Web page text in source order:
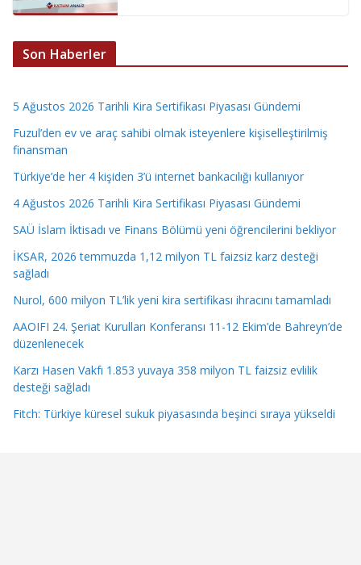
Son Haberler
5 Ağustos 2026 Tarihli Kira Sertifikası Piyasası Gündemi
Fuzul’den ev ve araç sahibi olmak isteyenlere kişiselleştirilmiş
finansman
Türkiye’de her 4 kişiden 3’ü internet bankacılığı kullanıyor
4 Ağustos 2026 Tarihli Kira Sertifikası Piyasası Gündemi
SAÜ İslam İktisadı ve Finans Bölümü yeni öğrencilerini bekliyor
İKSAR, 2026 temmuzda 1,12 milyon TL faizsiz karz desteği
sağladı
Nurol, 600 milyon TL’lik yeni kira sertifikası ihracını tamamladı
AAOIFI 24. Şeriat Kurulları Konferansı 11-12 Ekim’de Bahreyn’de
düzenlenecek
Karzı Hasen Vakfı 1.853 yuvaya 358 milyon TL faizsiz evlilik
desteği sağladı
Fitch: Türkiye küresel sukuk piyasasında beşinci sıraya yükseldi